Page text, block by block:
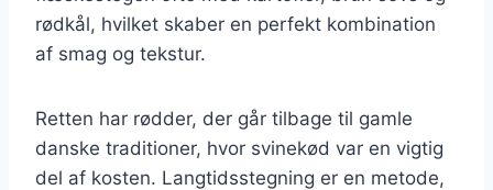
rødkål, hvilket skaber en perfekt kombination
af smag og tekstur.
Retten har rødder, der går tilbage til gamle
danske traditioner, hvor svinekød var en vigtig
del af kosten. Langtidsstegning er en metode,